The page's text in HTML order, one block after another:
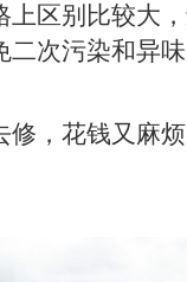
区别比较大
次污染和异味
，花钱又麻烦